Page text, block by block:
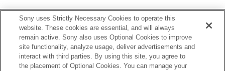
Copyright 2026 Sony Corporation
Sony uses Strictly Necessary Cookies to operate this
website. These cookies are essential, and will always
remain active. Sony also uses Optional Cookies to improve
site functionality, analyze usage, deliver advertisements and
interact with third parties. By using this site, you agree to
the placement of Optional Cookies. You can manage your